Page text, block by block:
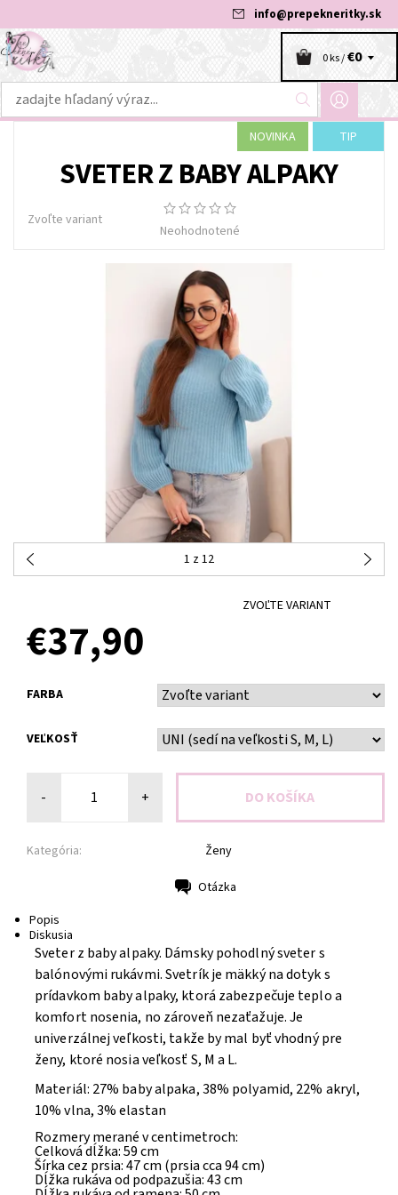
info@prepekneritky.sk
0 ks /€0
NOVINKA TIP
SVETER Z BABY ALPAKY
Zvoľte variant
Neohodnotené
1 z 12
ZVOĽTE VARIANT
€37,90
FARBA
VEĽKOSŤ
- +
Kategória: Ženy
Otázka
Popis
Diskusia
Sveter z baby alpaky. Dámsky pohodlný sveter s
balónovými rukávmi. Svetrík je mäkký na dotyk s
prídavkom baby alpaky, ktorá zabezpečuje teplo a
komfort nosenia, no zároveň nezaťažuje. Je
univerzálnej veľkosti, takže by mal byť vhodný pre
ženy, ktoré nosia veľkosť S, M a L.
Materiál: 27% baby alpaka, 38% polyamid, 22% akryl,
10% vlna, 3% elastan
Rozmery merané v centimetroch:
Celková dĺžka: 59 cm
Šírka cez prsia: 47 cm (prsia cca 94 cm)
Dĺžka rukáva od podpazušia: 43 cm